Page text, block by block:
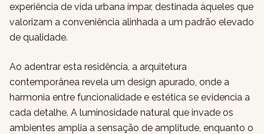
experiência de vida urbana ímpar, destinada àqueles que
valorizam a conveniência alinhada a um padrão elevado
de qualidade.
Ao adentrar esta residência, a arquitetura
contemporânea revela um design apurado, onde a
harmonia entre funcionalidade e estética se evidencia a
cada detalhe. A luminosidade natural que invade os
ambientes amplia a sensação de amplitude, enquanto o